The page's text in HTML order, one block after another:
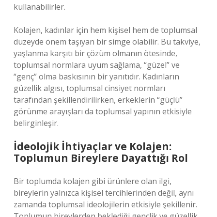
kullanabilirler.
Kolajen, kadınlar için hem kişisel hem de toplumsal
düzeyde önem taşıyan bir simge olabilir. Bu takviye,
yaşlanma karşıtı bir çözüm olmanın ötesinde,
toplumsal normlara uyum sağlama, “güzel” ve
“genç” olma baskısının bir yanıtıdır. Kadınların
güzellik algısı, toplumsal cinsiyet normları
tarafından şekillendirilirken, erkeklerin “güçlü”
görünme arayışları da toplumsal yapının etkisiyle
belirginleşir.
İdeolojik İhtiyaçlar ve Kolajen:
Toplumun Bireylere Dayattığı Rol
Bir toplumda kolajen gibi ürünlere olan ilgi,
bireylerin yalnızca kişisel tercihlerinden değil, aynı
zamanda toplumsal ideolojilerin etkisiyle şekillenir.